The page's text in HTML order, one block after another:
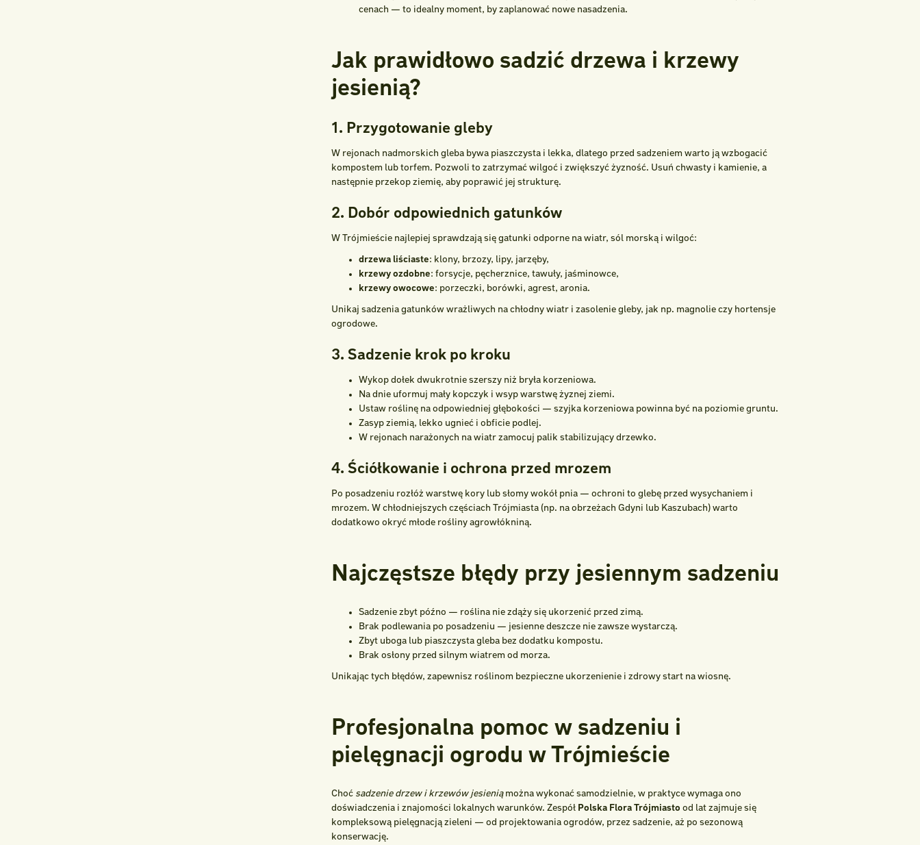
cenach — to idealny moment, by zaplanować nowe nasadzenia.
Jak prawidłowo sadzić drzewa i krzewy
jesienią?
1. Przygotowanie gleby
W rejonach nadmorskich gleba bywa piaszczysta i lekka, dlatego przed sadzeniem warto ją wzbogacić
kompostem lub torfem. Pozwoli to zatrzymać wilgoć i zwiększyć żyzność. Usuń chwasty i kamienie, a
następnie przekop ziemię, aby poprawić jej strukturę.
2. Dobór odpowiednich gatunków
W Trójmieście najlepiej sprawdzają się gatunki odporne na wiatr, sól morską i wilgoć:
drzewa liściaste: klony, brzozy, lipy, jarzęby,
krzewy ozdobne: forsycje, pęcherznice, tawuły, jaśminowce,
krzewy owocowe: porzeczki, borówki, agrest, aronia.
Unikaj sadzenia gatunków wrażliwych na chłodny wiatr i zasolenie gleby, jak np. magnolie czy hortensje
ogrodowe.
3. Sadzenie krok po kroku
Wykop dołek dwukrotnie szerszy niż bryła korzeniowa.
Na dnie uformuj mały kopczyk i wsyp warstwę żyznej ziemi.
Ustaw roślinę na odpowiedniej głębokości — szyjka korzeniowa powinna być na poziomie gruntu.
Zasyp ziemią, lekko ugnieć i obficie podlej.
W rejonach narażonych na wiatr zamocuj palik stabilizujący drzewko.
4. Ściółkowanie i ochrona przed mrozem
Po posadzeniu rozłóż warstwę kory lub słomy wokół pnia — ochroni to glebę przed wysychaniem i
mrozem. W chłodniejszych częściach Trójmiasta (np. na obrzeżach Gdyni lub Kaszubach) warto
dodatkowo okryć młode rośliny agrowłókniną.
Najczęstsze błędy przy jesiennym sadzeniu
Sadzenie zbyt późno — roślina nie zdąży się ukorzenić przed zimą.
Brak podlewania po posadzeniu — jesienne deszcze nie zawsze wystarczą.
Zbyt uboga lub piaszczysta gleba bez dodatku kompostu.
Brak osłony przed silnym wiatrem od morza.
Unikając tych błędów, zapewnisz roślinom bezpieczne ukorzenienie i zdrowy start na wiosnę.
Profesjonalna pomoc w sadzeniu i
pielęgnacji ogrodu w Trójmieście
Choć sadzenie drzew i krzewów jesieniąmożna wykonać samodzielnie, w praktyce wymaga ono
doświadczenia i znajomości lokalnych warunków. Zespół Polska Flora Trójmiasto od lat zajmuje się
kompleksową pielęgnacją zieleni — od projektowania ogrodów, przez sadzenie, aż po sezonową
konserwację.